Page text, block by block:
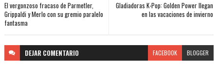
Gladiadoras K-Pop: Golden Power llegan
en las vacaciones de invierno
El vergonzoso fracaso de Parmetler,
Grippaldi y Merlo con su gremio paralelo
fantasma
DEJAR COMENTARIO FACEBOOK BLOGGER